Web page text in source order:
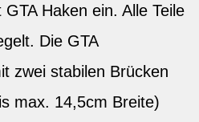
Haken ein. Alle Teile
Die GTA
zwei stabilen Brücken
max. 14,5cm Breite)